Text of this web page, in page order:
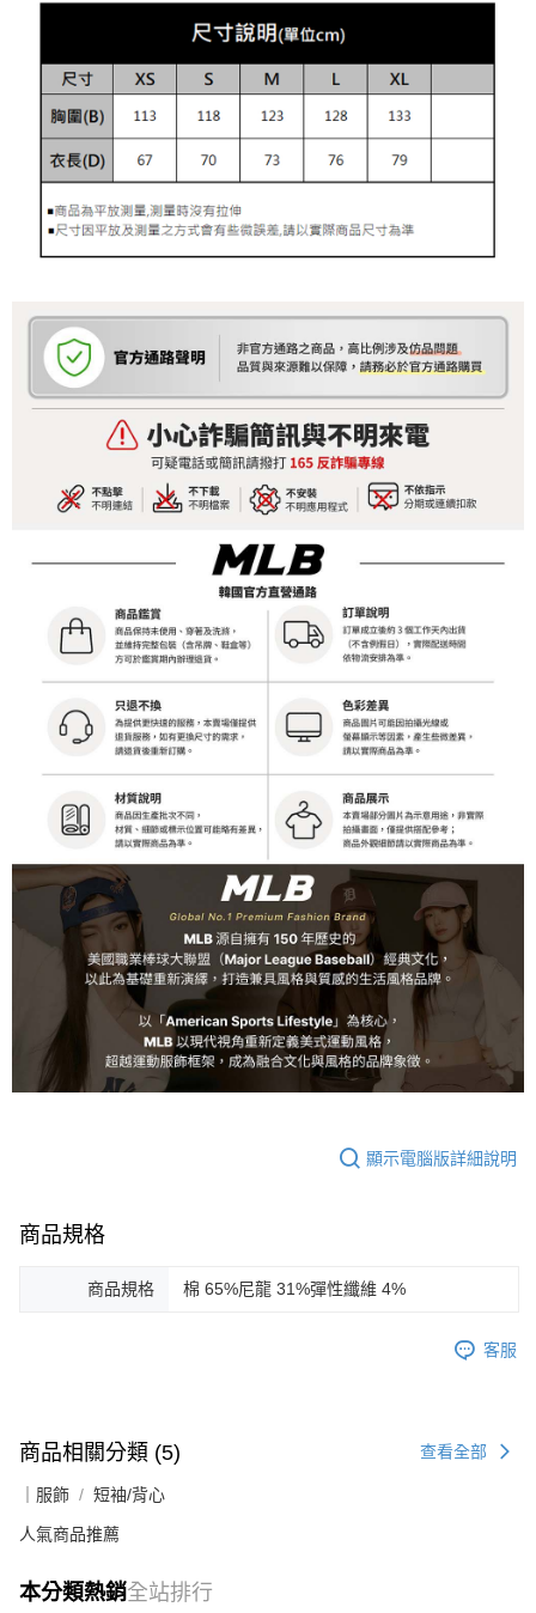
顯示電腦版詳細說明
商品規格
商品規格 棉 65%尼龍 31%彈性纖維 4%
客服
商品相關分類 (5) 查看全部
｜服飾 短袖/背心
人氣商品推薦
本分類熱銷全站排行